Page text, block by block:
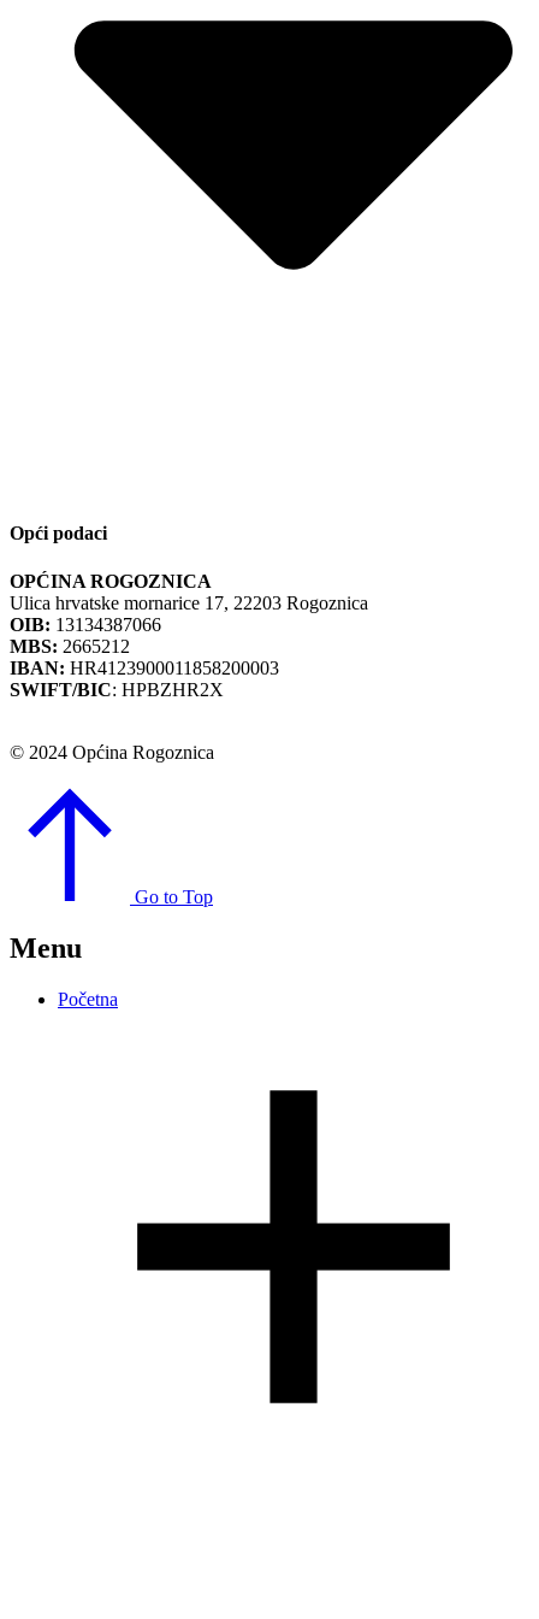
Opći podaci
OPĆINA ROGOZNICA
Ulica hrvatske mornarice 17, 22203 Rogoznica
OIB: 13134387066
MBS: 2665212
IBAN: HR4123900011858200003
SWIFT/BIC: HPBZHR2X
© 2024 Općina Rogoznica
Go to Top
Menu
Početna